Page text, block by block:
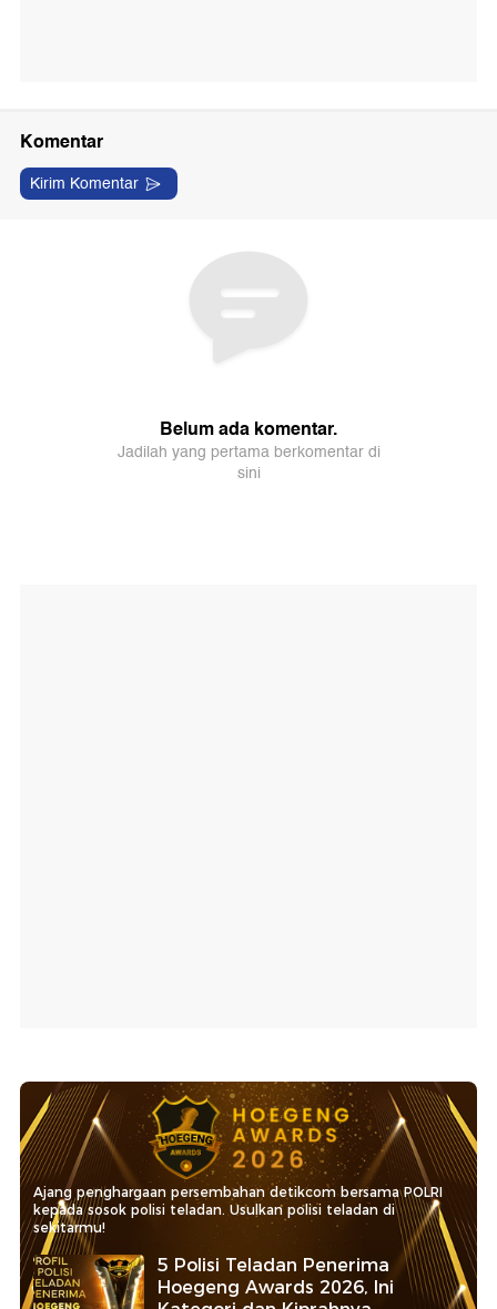
Ajang penghargaan persembahan detikcom bersama POLRI
kepada sosok polisi teladan. Usulkan polisi teladan di
sekitarmu!
5 Polisi Teladan Penerima
Hoegeng Awards 2026, Ini